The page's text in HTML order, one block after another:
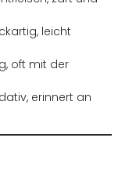
leicht
oft mit der
erinnert an